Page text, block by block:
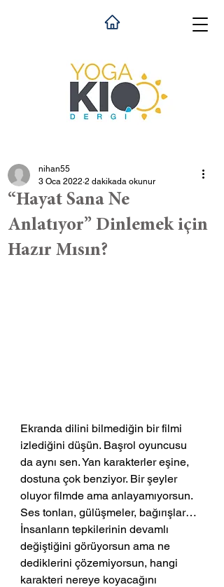
“Hayat Sana Ne
Anlatıyor” Dinlemek için
Hazır Mısın?
nihan55
3 Oca 2022 2 dakikada okunur
Ekranda dilini bilmediğin bir filmi
izlediğini düşün. Başrol oyuncusu
da aynı sen. Yan karakterler eşine,
dostuna çok benziyor. Bir şeyler
oluyor filmde ama anlayamıyorsun.
Ses tonları, gülüşmeler, bağırışlar…
İnsanların tepkilerinin devamlı
değiştiğini görüyorsun ama ne
dediklerini çözemiyorsun, hangi
karakteri nereye koyacağını